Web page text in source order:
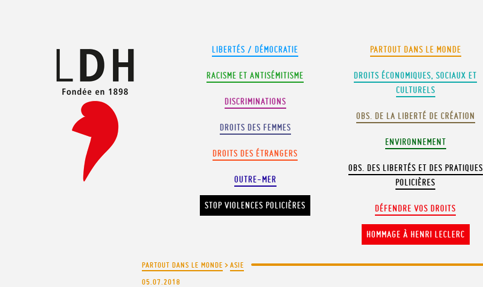
LIBERTÉS / DÉMOCRATIE
RACISME ET ANTISÉMITISME
DISCRIMINATIONS
DROITS DES FEMMES
DROITS DES ÉTRANGERS
OUTRE-MER
STOP VIOLENCES POLICIÈRES
PARTOUT DANS LE MONDE
DROITS ÉCONOMIQUES, SOCIAUX ET
CULTURELS
OBS. DE LA LIBERTÉ DE CRÉATION
ENVIRONNEMENT
OBS. DES LIBERTÉS ET DES PRATIQUES
POLICIÈRES
DÉFENDRE VOS DROITS
HOMMAGE À HENRI LECLERC
PARTOUT DANS LE MONDE >ASIE
05.07.2018